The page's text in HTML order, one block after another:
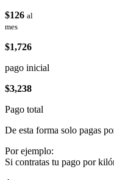
$126 al
mes
$1,726
pago inicial
$3,238
Pago total
De esta forma solo pagas
Por ejemplo:
Si contratas tu pago por